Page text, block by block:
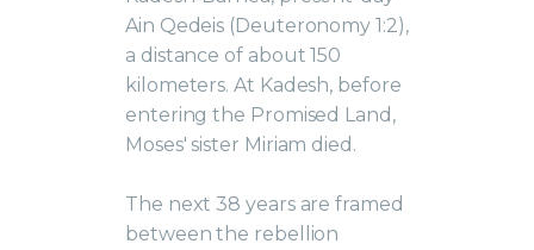
Ain Qedeis (Deuteronomy 1:2),
a distance of about 150
kilometers. At Kadesh, before
entering the Promised Land,
Moses' sister Miriam died.
The next 38 years are framed
between the rebellion